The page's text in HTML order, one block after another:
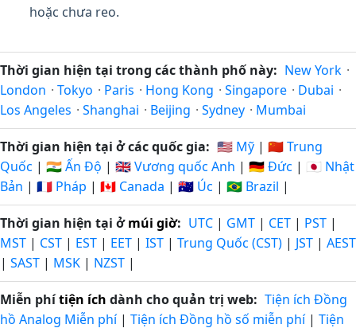
hoặc chưa reo.
Thời gian hiện tại trong các thành phố này: New York ·
London · Tokyo · Paris · Hong Kong · Singapore · Dubai ·
Los Angeles · Shanghai · Beijing · Sydney · Mumbai
Thời gian hiện tại ở các quốc gia: 🇺🇸 Mỹ | 🇨🇳 Trung
Quốc | 🇮🇳 Ấn Độ | 🇬🇧 Vương quốc Anh | 🇩🇪 Đức | 🇯🇵 Nhật
Bản | 🇫🇷 Pháp | 🇨🇦 Canada | 🇦🇺 Úc | 🇧🇷 Brazil |
Thời gian hiện tại ởmúi giờ: UTC | GMT | CET | PST |
MST | CST | EST | EET | IST | Trung Quốc (CST) | JST | AEST
| SAST | MSK | NZST |
Miễn phítiện ích dành cho quản trị web: Tiện ích Đồng
hồ Analog Miễn phí| Tiện ích Đồng hồ số miễn phí| Tiện